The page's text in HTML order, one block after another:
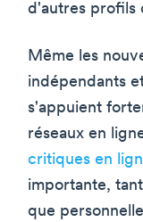
d'autres profils
Même les
indépendants
s'appuient
réseaux en
critiques en
importante,
que